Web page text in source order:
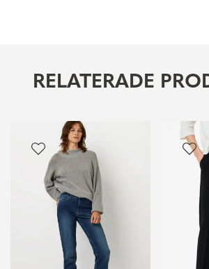
RELATERADE